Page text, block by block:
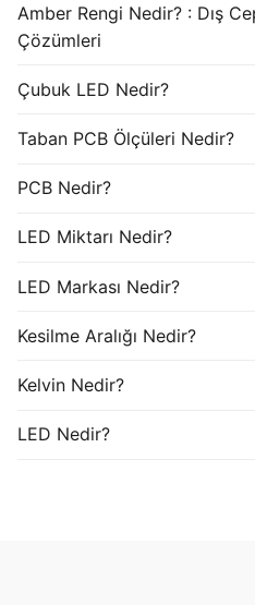
Amber Rengi Nedir? : Dış
Çözümleri
Çubuk LED Nedir?
Taban PCB Ölçüleri Nedir?
PCB Nedir?
LED Miktarı Nedir?
LED Markası Nedir?
Kesilme Aralığı Nedir?
Kelvin Nedir?
LED Nedir?